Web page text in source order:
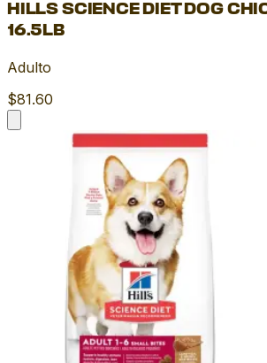
HILLS SCIENCE DIET DOG
16.5LB
Adulto
$81.60